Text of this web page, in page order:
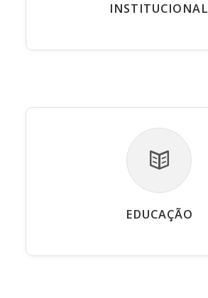
INSTITUCIONAL
EDUCAÇÃO